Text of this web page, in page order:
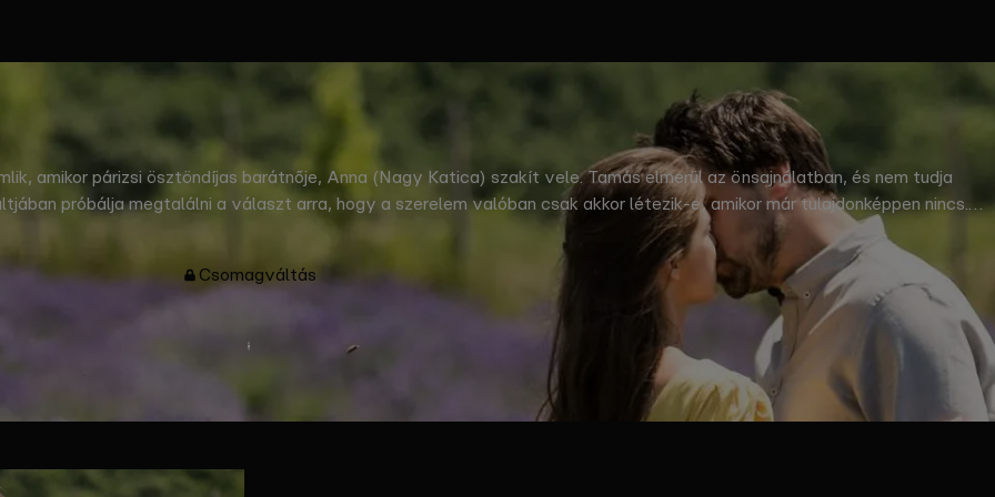
amikor párizsi ösztöndíjas barátnője, Anna (Nagy Katica) szakít vele. Tamás elmerül az önsajnálatban, és nem tudja
próbálja megtalálni a választ arra, hogy a szerelem valóban csak akkor létezik-e, amikor már tulajdonképpen nincs.
elveszettségére, és arra is, hogy a reményvesztettség ellenére van kiút belőle. © Proton Cinema
Csomagváltás